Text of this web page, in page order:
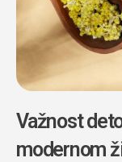
Važnost
modernom